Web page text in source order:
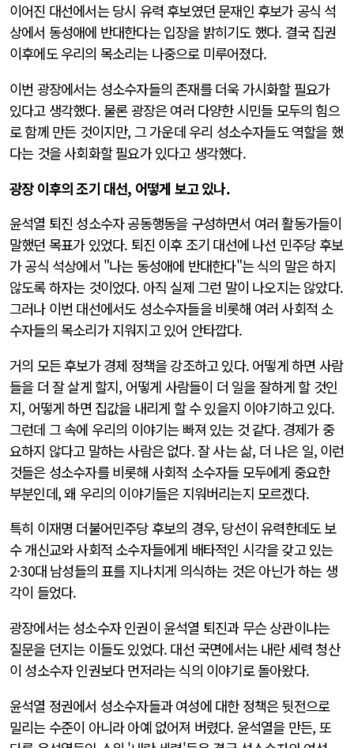
이어진 대선에서는 당시 유력 후보였던 문재인 후보가 공식 석
상에서 동성애에 반대한다는 입장을 밝히기도 했다. 결국 집권
이후에도 우리의 목소리는 나중으로 미루어졌다.
이번 광장에서는 성소수자들의 존재를 더욱 가시화할 필요가
있다고 생각했다. 물론 광장은 여러 다양한 시민들 모두의 힘으
로 함께 만든 것이지만, 그 가운데 우리 성소수자들도 역할을 했
다는 것을 사회화할 필요가 있다고 생각했다.
광장 이후의 조기 대선, 어떻게 보고 있나.
윤석열 퇴진 성소수자 공동행동을 구성하면서 여러 활동가들이
말했던 목표가 있었다. 퇴진 이후 조기 대선에 나선 민주당 후보
가 공식 석상에서 "나는 동성애에 반대한다"는 식의 말은 하지
않도록 하자는 것이었다. 아직 실제 그런 말이 나오지는 않았다.
그러나 이번 대선에서도 성소수자들을 비롯해 여러 사회적 소
수자들의 목소리가 지워지고 있어 안타깝다.
거의 모든 후보가 경제 정책을 강조하고 있다. 어떻게 하면 사람
들을 더 잘 살게 할지, 어떻게 사람들이 더 일을 잘하게 할 것인
지, 어떻게 하면 집값을 내리게 할 수 있을지 이야기하고 있다.
그런데 그 속에 우리의 이야기는 빠져 있는 것 같다. 경제가 중
요하지 않다고 말하는 사람은 없다. 잘 사는 삶, 더 나은 일, 이런
것들은 성소수자를 비롯해 사회적 소수자들 모두에게 중요한
부분인데, 왜 우리의 이야기들은 지워버리는지 모르겠다.
특히 이재명 더불어민주당 후보의 경우, 당선이 유력한데도 보
수 개신교와 사회적 소수자들에게 배타적인 시각을 갖고 있는
2·30대 남성들의 표를 지나치게 의식하는 것은 아닌가 하는 생
각이 들었다.
광장에서는 성소수자 인권이 윤석열 퇴진과 무슨 상관이냐는
질문을 던지는 이들도 있었다. 대선 국면에서는 내란 세력 청산
이 성소수자 인권보다 먼저라는 식의 이야기로 돌아왔다.
윤석열 정권에서 성소수자들과 여성에 대한 정책은 뒷전으로
밀리는 수준이 아니라 아예 없어져 버렸다. 윤석열을 만든, 또